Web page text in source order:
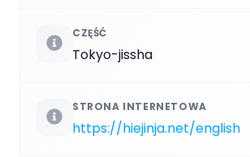
CZĘŚĆ
Tokyo-jissha
STRONA INTERNETOWA
https://hiejinja.net/english